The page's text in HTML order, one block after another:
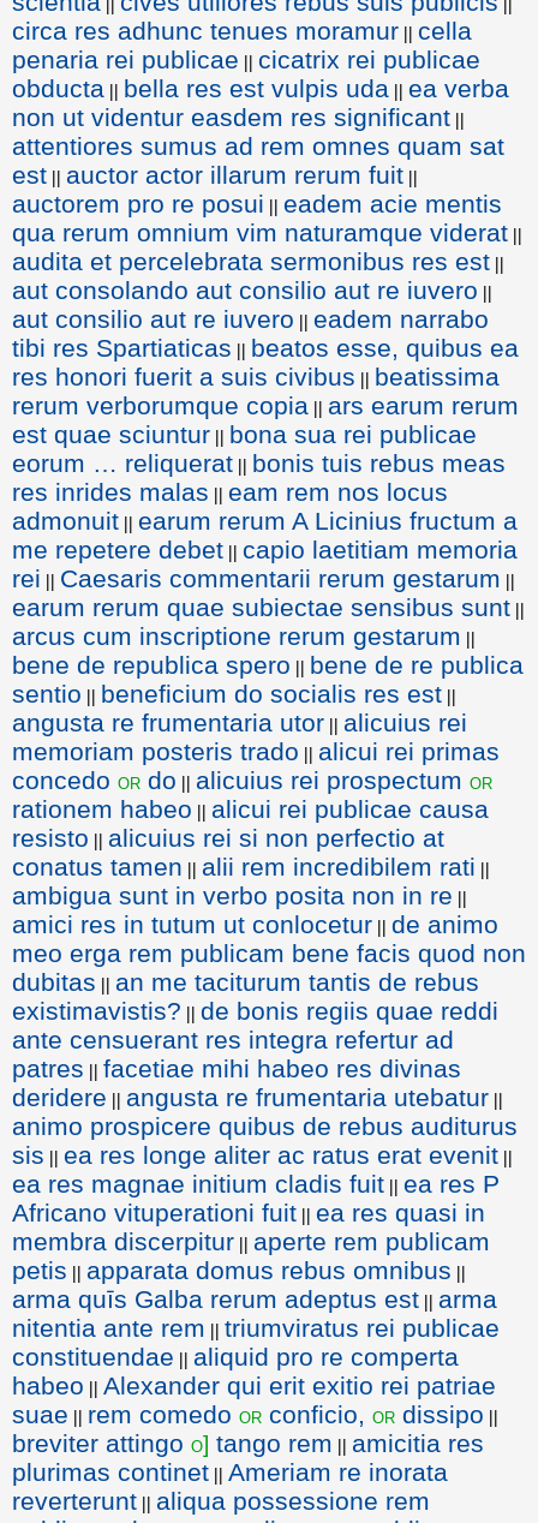
|| ||
circa res adhunc tenues moramur || cella
penaria rei publicae || cicatrix rei publicae
obducta || bella res est vulpis uda || ea verba
non ut videntur easdem res significant ||
attentiores sumus ad rem omnes quam sat
est || auctor actor illarum rerum fuit ||
auctorem pro re posui || eadem acie mentis
qua rerum omnium vim naturamque viderat ||
audita et percelebrata sermonibus res est ||
aut consolando aut consilio aut re iuvero ||
aut consilio aut re iuvero || eadem narrabo
tibi res Spartiaticas || beatos esse, quibus ea
res honori fuerit a suis civibus || beatissima
rerum verborumque copia || ars earum rerum
est quae sciuntur || bona sua rei publicae
eorum … reliquerat || bonis tuis rebus meas
res inrides malas || eam rem nos locus
admonuit || earum rerum A Licinius fructum a
me repetere debet || capio laetitiam memoria
rei || Caesaris commentarii rerum gestarum ||
earum rerum quae subiectae sensibus sunt ||
arcus cum inscriptione rerum gestarum ||
bene de republica spero || bene de re publica
sentio || beneficium do socialis res est ||
angusta re frumentaria utor || alicuius rei
memoriam posteris trado || alicui rei primas
concedo or do || alicuius rei prospectum or
rationem habeo || alicui rei publicae causa
resisto || alicuius rei si non perfectio at
conatus tamen || alii rem incredibilem rati ||
ambigua sunt in verbo posita non in re ||
amici res in tutum ut conlocetur || de animo
meo erga rem publicam bene facis quod non
dubitas || an me taciturum tantis de rebus
existimavistis? || de bonis regiis quae reddi
ante censuerant res integra refertur ad
patres || facetiae mihi habeo res divinas
deridere || angusta re frumentaria utebatur ||
animo prospicere quibus de rebus auditurus
sis || ea res longe aliter ac ratus erat evenit ||
ea res magnae initium cladis fuit || ea res P
Africano vituperationi fuit || ea res quasi in
membra discerpitur || aperte rem publicam
petis || apparata domus rebus omnibus ||
arma quīs Galba rerum adeptus est || arma
nitentia ante rem || triumviratus rei publicae
constituendae || aliquid pro re comperta
habeo || Alexander qui erit exitio rei patriae
suae || rem comedo or conficio, or dissipo ||
breviter attingo o] tango rem || amicitia res
plurimas continet || Ameriam re inorata
reverterunt || aliqua possessione rem